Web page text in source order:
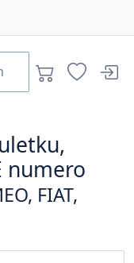
numero
FIAT,